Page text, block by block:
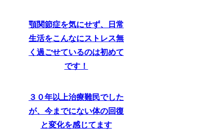
顎関節症を気にせず、日常
生活をこんなにストレス無
く過ごせているのは初めて
です！
３０年以上治療難民でした
が、今までにない体の回復
と変化を感じてます